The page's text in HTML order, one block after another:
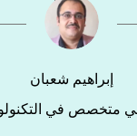
إبراهيم شعبان
متخصص في